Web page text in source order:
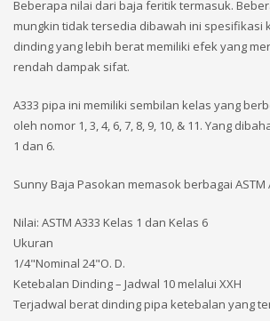
Beberapa nilai dari baja feritik termasuk.
mungkin tidak tersedia dibawah ini spesifikasi
dinding yang lebih berat memiliki efek yang
rendah dampak sifat.
A333 pipa ini memiliki sembilan kelas yang
oleh nomor 1, 3, 4, 6, 7, 8, 9, 10, & 11. Yang
1 dan 6.
Sunny Baja Pasokan memasok berbagai ASTM
Nilai: ASTM A333 Kelas 1 dan Kelas 6
Ukuran
1/4"Nominal 24"O. D.
Ketebalan Dinding – Jadwal 10 melalui XXH
Terjadwal berat dinding pipa ketebalan yang